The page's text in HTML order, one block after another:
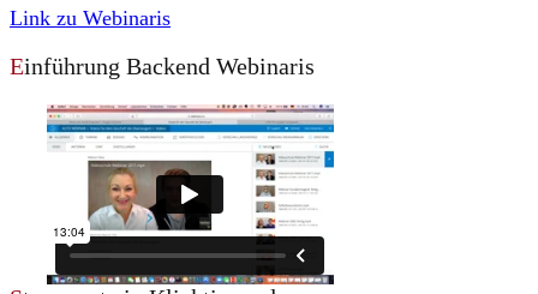
Link zu Webinaris
Einführung Backend Webinaris